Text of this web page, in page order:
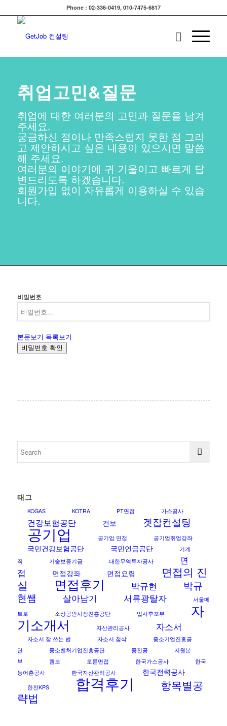
Phone : 02-336-0419, 010-7475-6817
취업고민&질문
취업에 대한 여러분의 고민과 질문을 남겨
주세요.
궁금하신 점이나 만족스럽지 못한 점 그리
고 제안하시고 싶은 내용이 있으시면 말씀
해 주세요.
여러분의 이야기에 귀 기울이고 빠르게 답
변드리도록 하겠습니다.
회원가입 없이 자유롭게 이용하실 수 있습
니다.
비밀번호
본문보기 목록보기
비밀번호 확인
태그
KOGAS KOTRA PT면접 가스공사
건강보험공단 건보 겟잡컨설팅
공기업 공기업 면접 공기업취업강좌
국민건강보험공단 국민연금공단
기계
직
기술보증기금 대한무역투자공사
면
접
면접강좌 면접요령
면접의 진
실
면접후기 박규현
박규
현쌤
살아남기 서류광탈자
서울메
트로
소상공인시장진흥공단 입사후포부 자
기소개서 자산관리공사 자소서
자소서 잘 쓰는 법 자소서 첨삭
중소기업진흥공
단
중소벤처기업진흥공단 중진공
지원본
부
캠코 토론면접 한국가스공사
한국
농어촌공사
한국자산관리공사 한국전력공사
한전KPS 합격후기
항목별공
략법